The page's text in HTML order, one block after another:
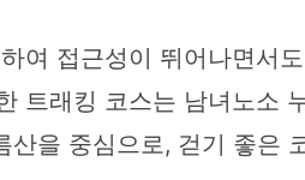
여 접근성이 뛰어나면서
트래킹 코스는 남녀노소
산을 중심으로, 걷기 좋은